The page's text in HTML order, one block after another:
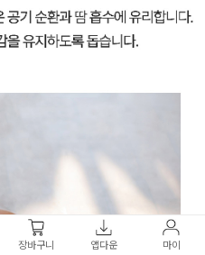
장바구니 앱다운 마이